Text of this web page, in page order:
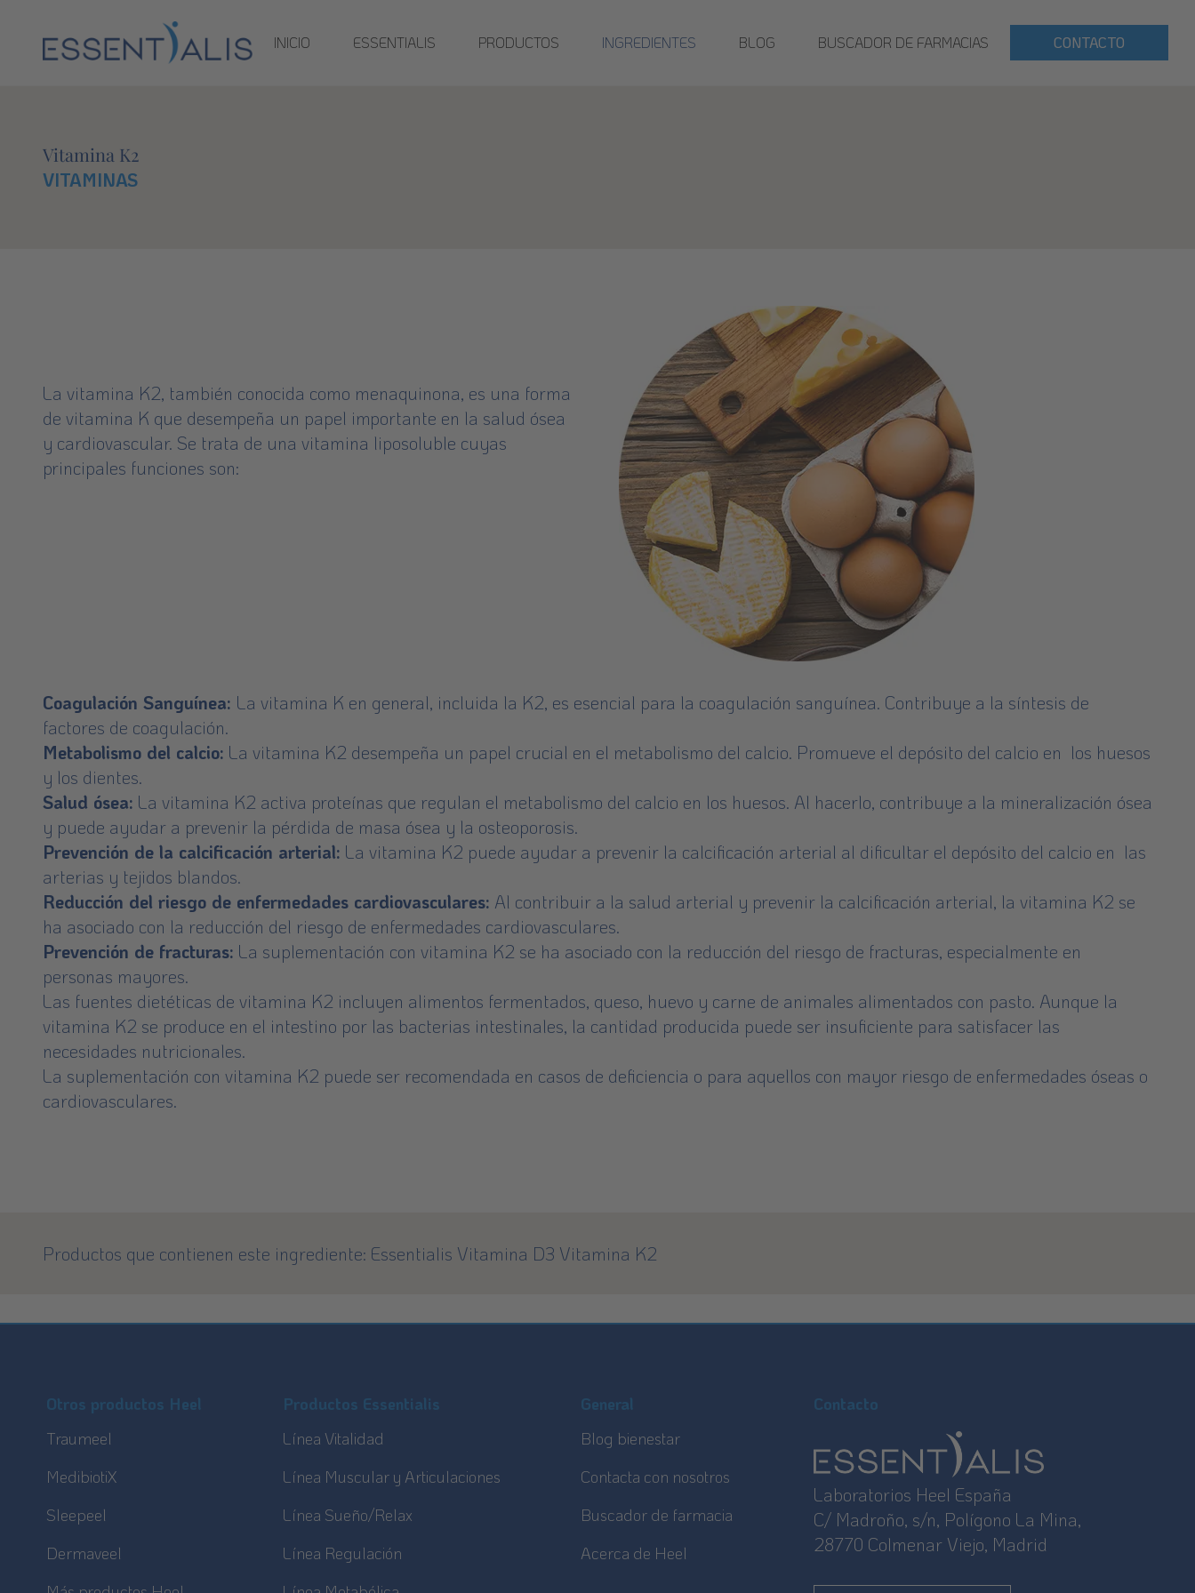
INICIO ESSENTIALIS PRODUCTOS INGREDIENTES BLOG BUSCADOR DE FARMACIAS CONTACTO
Vitamina K2
VITAMINAS
La vitamina K2, también conocida como menaquinona, es una forma
de vitamina K que desempeña un papel importante en la salud ósea
y cardiovascular. Se trata de una vitamina liposoluble cuyas
principales funciones son:
Coagulación Sanguínea: La vitamina K en general, incluida la K2, es esencial para la coagulación sanguínea. Contribuye a la síntesis de
factores de coagulación.
Metabolismo del calcio: La vitamina K2 desempeña un papel crucial en el metabolismo del calcio. Promueve el depósito del calcio en los huesos
y los dientes.
Salud ósea: La vitamina K2 activa proteínas que regulan el metabolismo del calcio en los huesos. Al hacerlo, contribuye a la mineralización ósea
y puede ayudar a prevenir la pérdida de masa ósea y la osteoporosis.
Prevención de la calcificación arterial: La vitamina K2 puede ayudar a prevenir la calcificación arterial al dificultar el depósito del calcio en las
arterias y tejidos blandos.
Reducción del riesgo de enfermedades cardiovasculares: Al contribuir a la salud arterial y prevenir la calcificación arterial, la vitamina K2 se
ha asociado con la reducción del riesgo de enfermedades cardiovasculares.
Prevención de fracturas: La suplementación con vitamina K2 se ha asociado con la reducción del riesgo de fracturas, especialmente en
personas mayores.
Las fuentes dietéticas de vitamina K2 incluyen alimentos fermentados, queso, huevo y carne de animales alimentados con pasto. Aunque la
vitamina K2 se produce en el intestino por las bacterias intestinales, la cantidad producida puede ser insuficiente para satisfacer las
necesidades nutricionales.
La suplementación con vitamina K2 puede ser recomendada en casos de deficiencia o para aquellos con mayor riesgo de enfermedades óseas o
cardiovasculares.
Productos que contienen este ingrediente: Essentialis Vitamina D3 Vitamina K2
Otros productos Heel
Traumeel
MedibiotiX
Sleepeel
Dermaveel
Productos Essentialis
Línea Vitalidad
Línea Muscular y Articulaciones
Línea Sueño/Relax
Línea Regulación
General
Blog bienestar
Contacta con nosotros
Buscador de farmacia
Acerca de Heel
Contacto
Laboratorios Heel España
C/ Madroño, s/n, Polígono La Mina,
28770 Colmenar Viejo, Madrid